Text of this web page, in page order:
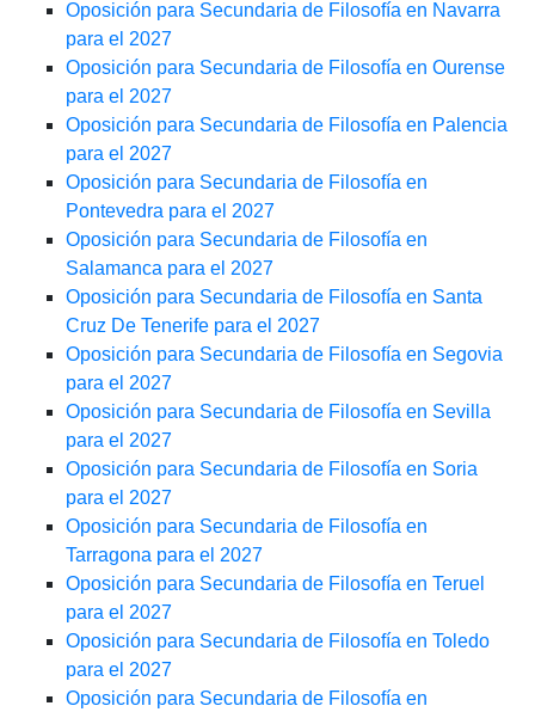
Oposición para Secundaria de Filosofía en Navarra
para el 2027
Oposición para Secundaria de Filosofía en Ourense
para el 2027
Oposición para Secundaria de Filosofía en Palencia
para el 2027
Oposición para Secundaria de Filosofía en
Pontevedra para el 2027
Oposición para Secundaria de Filosofía en
Salamanca para el 2027
Oposición para Secundaria de Filosofía en Santa
Cruz De Tenerife para el 2027
Oposición para Secundaria de Filosofía en Segovia
para el 2027
Oposición para Secundaria de Filosofía en Sevilla
para el 2027
Oposición para Secundaria de Filosofía en Soria
para el 2027
Oposición para Secundaria de Filosofía en
Tarragona para el 2027
Oposición para Secundaria de Filosofía en Teruel
para el 2027
Oposición para Secundaria de Filosofía en Toledo
para el 2027
Oposición para Secundaria de Filosofía en